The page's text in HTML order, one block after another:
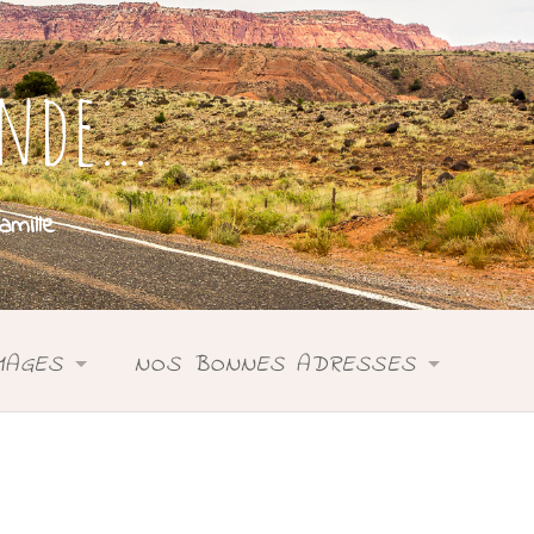
NOS BONNES ADRESSES